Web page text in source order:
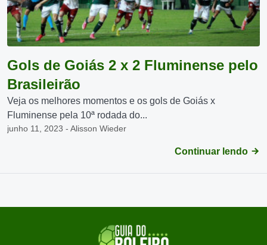
Gols de Goiás 2 x 2 Fluminense pelo
Brasileirão
Veja os melhores momentos e os gols de Goiás x
Fluminense pela 10ª rodada do...
junho 11, 2023 - Alisson Wieder
Continuar lendo